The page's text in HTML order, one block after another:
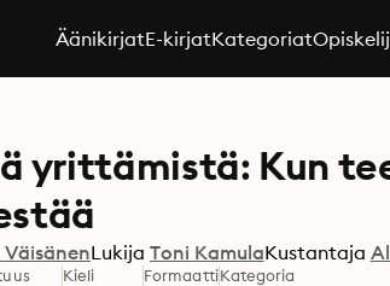
ÄänikirjatE-kirjatKategoriat
yrittämistä: Kun
VäisänenLukija Toni KamulaKustantaja
Kieli FormaattiKategoria